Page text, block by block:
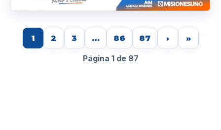
1 2 3 … 86 87 › »
Página 1 de 87